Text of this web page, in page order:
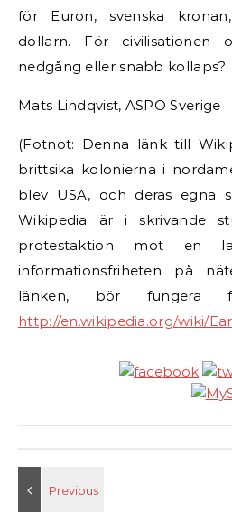
för Euron, svenska
dollarn. För civilisationen
nedgång eller snabb kollaps?
Mats Lindqvist, ASPO Sverige
(Fotnot: Denna länk till
brittsika kolonierna i
blev USA, och deras egna
Wikipedia är i skrivande
protestaktion mot en
informationsfriheten på
länken, bör fungera
http://en.wikipedia.org/wiki/